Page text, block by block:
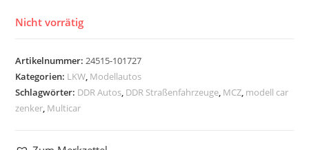
Nicht vorrätig
Artikelnummer:24515-101727
Kategorien: LKW, Modellautos
Schlagwörter: DDR Autos, DDR Straßenfahrzeuge, MCZ, modell car
zenker, Multicar